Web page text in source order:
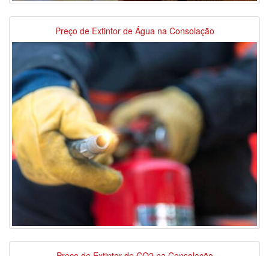
Preço de Extintor de Água na Consolação